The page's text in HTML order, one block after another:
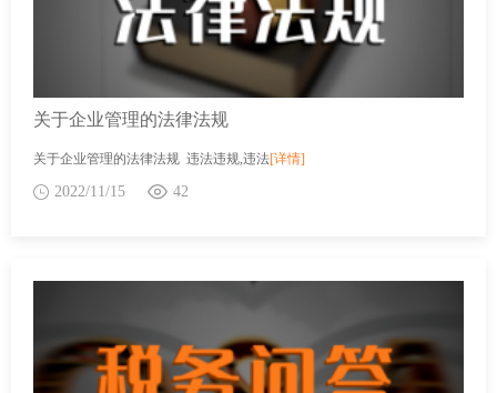
关于企业管理的法律法规
关于企业管理的法律法规 违法违规,违法[详情]
2022/11/15 42